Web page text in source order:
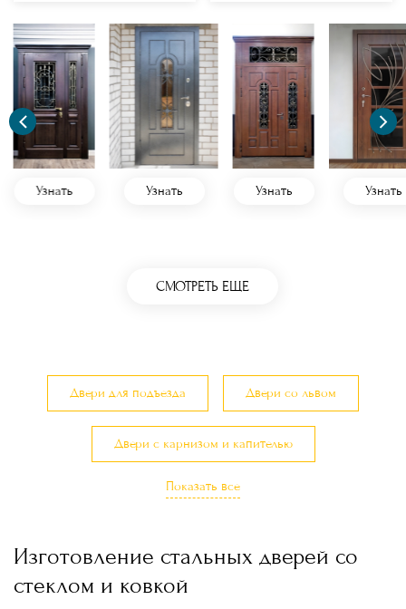
Узнать Узнать Узнать Узнать
СМОТРЕТЬ ЕЩЕ
Двери для подъезда Двери со львом
Двери с карнизом и капителью
Двери в квартиру, в офис
Двери с терморазрывом
Показать все
Изготовление стальных дверей со
стеклом и ковкой